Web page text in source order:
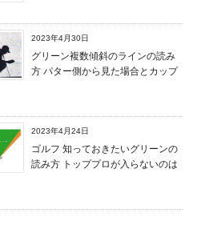
2023年4月30日
グリーン複数傾斜のラインの読み
方 パター側から見た場合とカップ
2023年4月24日
ゴルフ 知っておきたいグリーンの
読み方 トッププロが入らないのは